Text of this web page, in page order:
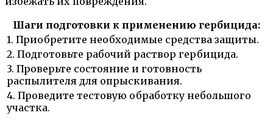
Шаги подготовки к применению гербицида:
1. Приобретите необходимые средства защиты.
2. Подготовьте рабочий раствор гербицида.
3. Проверьте состояние и готовность
распылителя для опрыскивания.
4. Проведите тестовую обработку небольшого
участка.